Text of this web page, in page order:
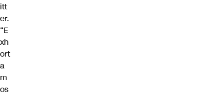
itt
er.
“E
xh
ort
a
m
os